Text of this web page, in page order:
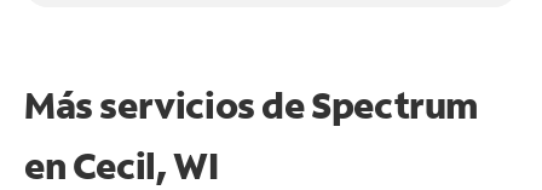
Más servicios de Spectrum
enCecil, WI